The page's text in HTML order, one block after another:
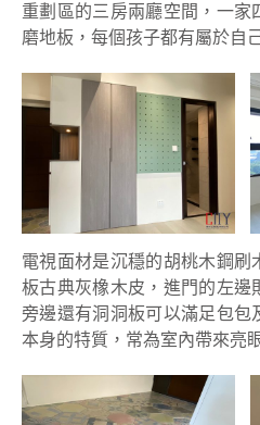
重劃區的三房兩廳空間，一家
磨地板，每個孩子都有屬於自
電視面材是沉穩的胡桃木鋼刷
板古典灰橡木皮，進門的左邊
旁邊還有洞洞板可以滿足包包
本身的特質，常為室內帶來亮